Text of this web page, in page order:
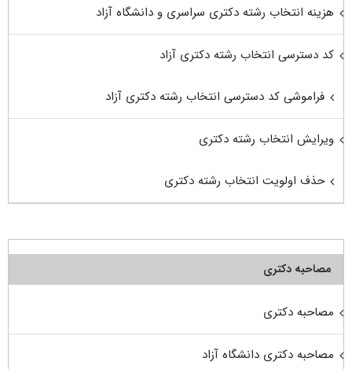
هزینه انتخاب رشته دکتری سراسری و دانشگاه آزاد
کد دسترسی انتخاب رشته دکتری آزاد
فراموشی کد دسترسی انتخاب رشته دکتری آزاد
ویرایش انتخاب رشته دکتری
حذف اولویت انتخاب رشته دکتری
مصاحبه دکتری
مصاحبه دکتری
مصاحبه دکتری دانشگاه آزاد